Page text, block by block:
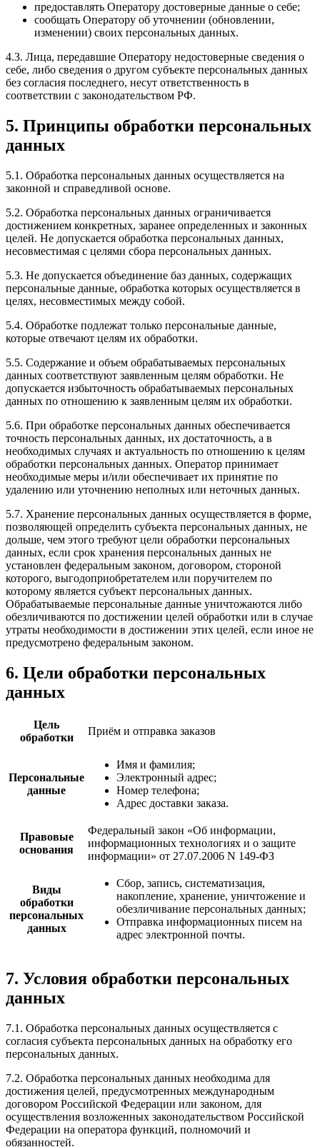
предоставлять Оператору достоверные данные о себе;
сообщать Оператору об уточнении (обновлении,
изменении) своих персональных данных.
4.3. Лица, передавшие Оператору недостоверные сведения о
себе, либо сведения о другом субъекте персональных данных
без согласия последнего, несут ответственность в
соответствии с законодательством РФ.
5. Принципы обработки персональных
данных
5.1. Обработка персональных данных осуществляется на
законной и справедливой основе.
5.2. Обработка персональных данных ограничивается
достижением конкретных, заранее определенных и законных
целей. Не допускается обработка персональных данных,
несовместимая с целями сбора персональных данных.
5.3. Не допускается объединение баз данных, содержащих
персональные данные, обработка которых осуществляется в
целях, несовместимых между собой.
5.4. Обработке подлежат только персональные данные,
которые отвечают целям их обработки.
5.5. Содержание и объем обрабатываемых персональных
данных соответствуют заявленным целям обработки. Не
допускается избыточность обрабатываемых персональных
данных по отношению к заявленным целям их обработки.
5.6. При обработке персональных данных обеспечивается
точность персональных данных, их достаточность, а в
необходимых случаях и актуальность по отношению к целям
обработки персональных данных. Оператор принимает
необходимые меры и/или обеспечивает их принятие по
удалению или уточнению неполных или неточных данных.
5.7. Хранение персональных данных осуществляется в форме,
позволяющей определить субъекта персональных данных, не
дольше, чем этого требуют цели обработки персональных
данных, если срок хранения персональных данных не
установлен федеральным законом, договором, стороной
которого, выгодоприобретателем или поручителем по
которому является субъект персональных данных.
Обрабатываемые персональные данные уничтожаются либо
обезличиваются по достижении целей обработки или в случае
утраты необходимости в достижении этих целей, если иное не
предусмотрено федеральным законом.
6. Цели обработки персональных
данных
Цель
обработки
Приём и отправка заказов
Персональные
данные
Имя и фамилия;
Электронный адрес;
Номер телефона;
Адрес доставки заказа.
Правовые
основания
Федеральный закон «Об информации,
информационных технологиях и о защите
информации» от 27.07.2006 N 149-ФЗ
Виды
обработки
персональных
данных
Сбор, запись, систематизация,
накопление, хранение, уничтожение и
обезличивание персональных данных;
Отправка информационных писем на
адрес электронной почты.
7. Условия обработки персональных
данных
7.1. Обработка персональных данных осуществляется с
согласия субъекта персональных данных на обработку его
персональных данных.
7.2. Обработка персональных данных необходима для
достижения целей, предусмотренных международным
договором Российской Федерации или законом, для
осуществления возложенных законодательством Российской
Федерации на оператора функций, полномочий и
обязанностей.